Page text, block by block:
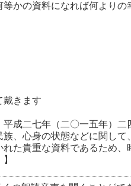
も何等かの資料になれ
戴きます
二七年（二〇一五年）二
、心身の状態などに関し
た貴重な資料であるため、